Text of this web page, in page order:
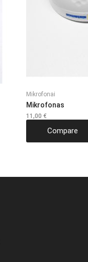
Mikrofonai
Mikrofonas
11,00 €
Compare